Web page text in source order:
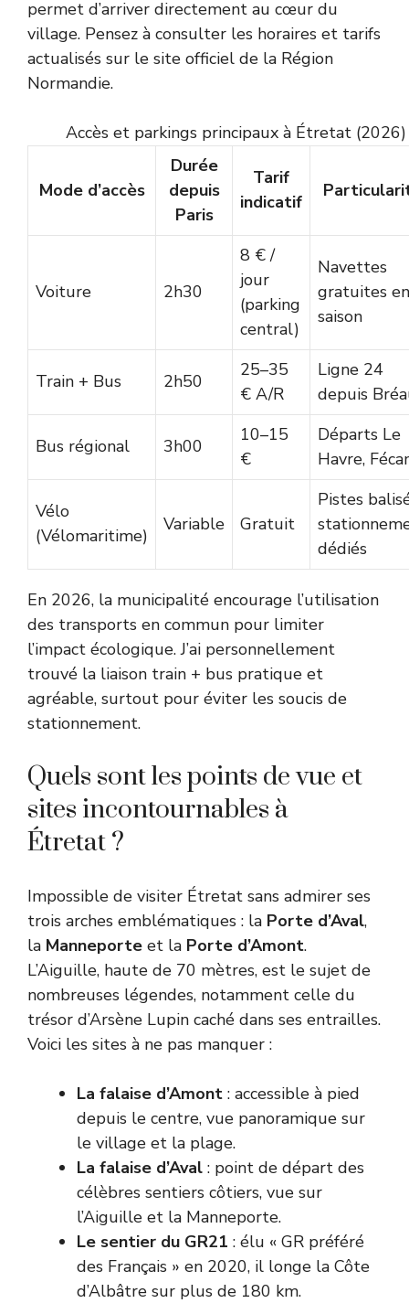
permet d’arriver directement au cœur du
village. Pensez à consulter les horaires et tarifs
actualisés sur le site officiel de la Région
Normandie.
Accès et parkings principaux à Étretat (2026)
Mode d’accès
Durée
depuis
Paris
Tarif
indicatif
Voiture 2h30
8 € /
jour
(parking
central)
Navettes
gratuites en
saison
Train + Bus 2h50
25–35
€ A/R
Ligne 24
depuis
Bus régional 3h00
10–15
€
Départs Le
Havre,
Vélo
(Vélomaritime)
Variable Gratuit
Pistes
dédiés
En 2026, la municipalité encourage l’utilisation
des transports en commun pour limiter
l’impact écologique. J’ai personnellement
trouvé la liaison train + bus pratique et
agréable, surtout pour éviter les soucis de
stationnement.
Quels sont les points de vue et
sites incontournables à
Étretat ?
Impossible de visiter Étretat sans admirer ses
trois arches emblématiques : la Porte d’Aval,
la Manneporte et la Porte d’Amont.
L’Aiguille, haute de 70 mètres, est le sujet de
nombreuses légendes, notamment celle du
trésor d’Arsène Lupin caché dans ses entrailles.
Voici les sites à ne pas manquer :
La falaise d’Amont : accessible à pied
depuis le centre, vue panoramique sur
le village et la plage.
La falaise d’Aval : point de départ des
célèbres sentiers côtiers, vue sur
l’Aiguille et la Manneporte.
Le sentier du GR21 : élu « GR préféré
des Français » en 2020, il longe la Côte
d’Albâtre sur plus de 180 km.